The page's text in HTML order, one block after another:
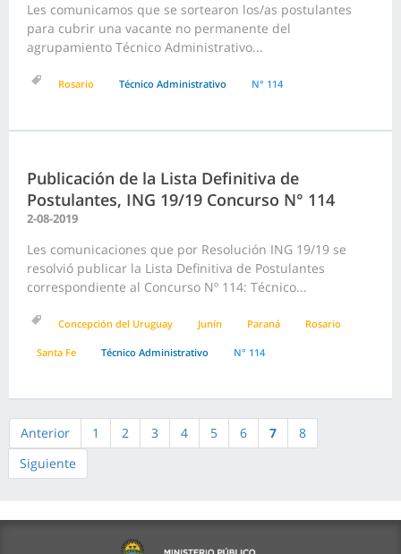
Les comunicamos que se sortearon los/as postulantes
para cubrir una vacante no permanente del
agrupamiento Técnico Administrativo...
Rosario Técnico Administrativo N° 114
Publicación de la Lista Definitiva de
Postulantes, ING 19/19 Concurso N° 114
2-08-2019
Les comunicaciones que por Resolución ING 19/19 se
resolvió publicar la Lista Definitiva de Postulantes
correspondiente al Concurso Nº 114: Técnico...
Concepción del Uruguay Junín Paraná Rosario
Santa Fe Técnico Administrativo N° 114
Anterior 1 2 3 4 5 6 7
8
Siguiente